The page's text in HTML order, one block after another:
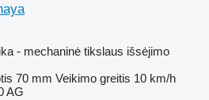
- mechaninė tikslaus išsėjimo
70 mm Veikimo greitis 10 km/h
AG